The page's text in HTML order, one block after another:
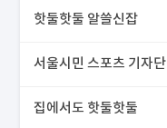
핫둘핫둘 알쓸신잡
서울시민 스포츠 기자단
집에서도 핫둘핫둘